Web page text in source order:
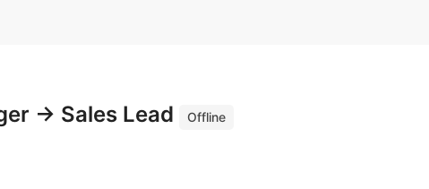
→ Sales Lead
Offline